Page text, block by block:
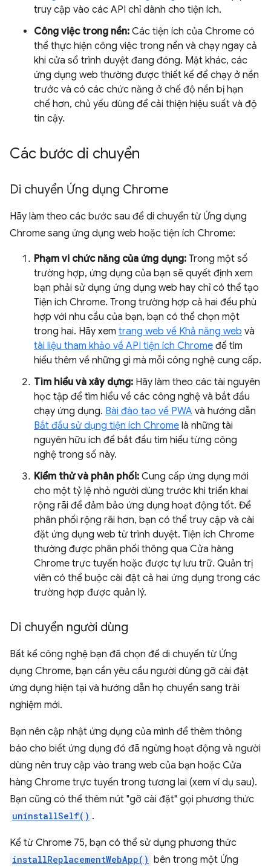
truy cập vào các API chỉ dành cho tiện ích.
Công việc trong nền: Các tiện ích của Chrome có
thể thực hiện công việc trong nền và chạy ngay cả
khi cửa sổ trình duyệt đang đóng. Mặt khác, các
ứng dụng web thường được thiết kế để chạy ở nền
trước và có các chức năng ở chế độ nền bị hạn
chế hơn, chủ yếu dùng để cải thiện hiệu suất và độ
tin cậy.
Các bước di chuyển
Di chuyển Ứng dụng Chrome
Hãy làm theo các bước sau để di chuyển từ Ứng dụng
Chrome sang ứng dụng web hoặc tiện ích Chrome:
Phạm vi chức năng của ứng dụng: Trong một số
trường hợp, ứng dụng của bạn sẽ quyết định xem
bạn phải sử dụng ứng dụng web hay chỉ có thể tạo
Tiện ích Chrome. Trong trường hợp cả hai đều phù
hợp với nhu cầu của bạn, bạn có thể chọn một
trong hai. Hãy xem trang web về Khả năng web và
tài liệu tham khảo về API tiện ích Chrome để tìm
hiểu thêm về những gì mà mỗi công nghệ cung cấp.
Tìm hiểu và xây dựng: Hãy làm theo các tài nguyên
học tập để tìm hiểu về các công nghệ và bắt đầu
chạy ứng dụng. Bài đào tạo về PWA và hướng dẫn
Bắt đầu sử dụng tiện ích Chrome là những tài
nguyên hữu ích để bắt đầu tìm hiểu từng công
nghệ trong số này.
Kiểm thử và phân phối: Cung cấp ứng dụng mới
cho một tỷ lệ nhỏ người dùng trước khi triển khai
rộng rãi để đảm bảo ứng dụng hoạt động tốt. Để
phân phối rộng rãi hơn, bạn có thể truy cập và cài
đặt ứng dụng web từ trình duyệt. Tiện ích Chrome
thường được phân phối thông qua Cửa hàng
Chrome trực tuyến hoặc được tự lưu trữ. Quản trị
viên có thể buộc cài đặt cả hai ứng dụng trong các
trường hợp được quản lý.
Di chuyển người dùng
Bất kể công nghệ bạn đã chọn để di chuyển từ Ứng
dụng Chrome, bạn cần yêu cầu người dùng gỡ cài đặt
ứng dụng hiện tại và hướng dẫn họ chuyển sang trải
nghiệm mới.
Bạn nên cập nhật ứng dụng của mình để thêm thông
báo cho biết ứng dụng đó đã ngừng hoạt động và người
dùng nên truy cập vào trang web của bạn hoặc Cửa
hàng Chrome trực tuyến trong tương lai (xem ví dụ sau).
Bạn cũng có thể thêm nút "gỡ cài đặt" gọi phương thức
uninstallSelf() .
Kể từ Chrome 75, bạn có thể sử dụng phương thức
installReplacementWebApp() bên trong một Ứng